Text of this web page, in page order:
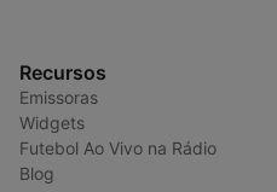
Recursos
Emissoras
Widgets
Futebol Ao Vivo na Rádio
Blog